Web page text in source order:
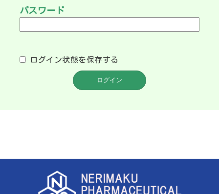
パスワード
ログイン状態を保存する